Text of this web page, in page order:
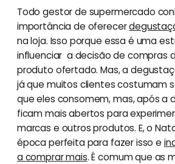
Todo gestor de supermercado
importância de oferecer
na loja. Isso porque essa é uma
influenciar a decisão de compras
produto ofertado. Mas, a
já que muitos clientes costumam
que eles consomem, mas, após a
ficam mais abertos para
marcas e outros produtos. E, o
época perfeita para fazer isso e
a comprar mais. É comum que as